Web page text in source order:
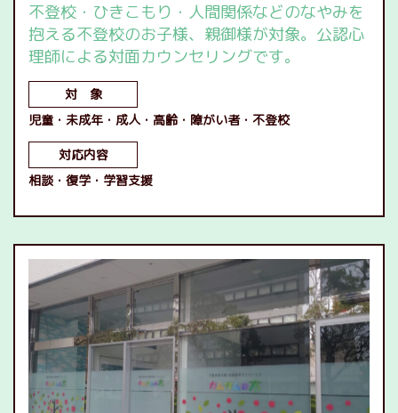
不登校・ひきこもり・人間関係などのなやみを
抱える不登校のお子様、親御様が対象。公認心
理師による対面カウンセリングです。
対 象
児童
未成年 成人 高齢 障がい者 不登校
対応内容
相談
復学 学習支援